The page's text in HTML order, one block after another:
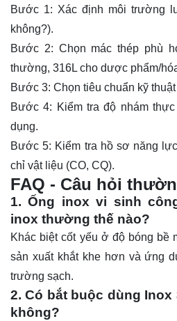
Bước 1: Xác định môi trường
không?).
Bước 2: Chọn mác thép phù
thường, 316L cho dược phẩm/
Bước 3: Chọn tiêu chuẩn kỹ
Bước 4: Kiểm tra độ nhám
dụng.
Bước 5: Kiểm tra hồ sơ năng
chỉ vật liệu (CO, CQ).
FAQ - Câu hỏi
1. Ống inox vi sinh
inox thường thế nào?
Khác biệt cốt yếu ở độ bóng bề
sản xuất khắt khe hơn và ứng
trường sạch.
2. Có bắt buộc dùng
không?